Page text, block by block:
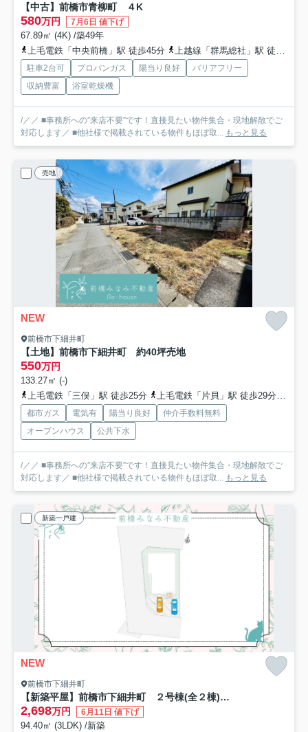
【中古】前橋市青柳町 ４K
580万円 7月6日 値下げ
67.89㎡ (4K) /築49年
上毛電鉄「中央前橋」駅 徒歩45分
上越線「群馬総社」駅 徒歩47分
駐車2台可 プロパンガス 陽当り良好
バリアフリー
収納豊富
浴室乾燥機
/／／ ■事務所への”来店不要”です！直接見たい物件集合・現地解散でご
対応します／ ■他社様で掲載されている物件もほぼ取... もっと見る
売地
NEW
前橋市下細井町
【土地】前橋市下細井町 約40坪売地
550万円
133.27㎡ (-)
上毛電鉄「三俣」駅 徒歩25分
上毛電鉄「片貝」駅 徒歩29分
都市ガス 電気有 陽当り良好
仲介手数料無料
オープンハウス
公共下水
/／／ ■事務所への”来店不要”です！直接見たい物件集合・現地解散でご
対応します／ ■他社様で掲載されている物件もほぼ取... もっと見る
新築一戸建
NEW
前橋市下細井町
【新築平屋】前橋市下細井町 ２号棟(全２棟) 新築建売分譲
2,698万円 6月11日 値下げ
94.40㎡ (3LDK) /新築